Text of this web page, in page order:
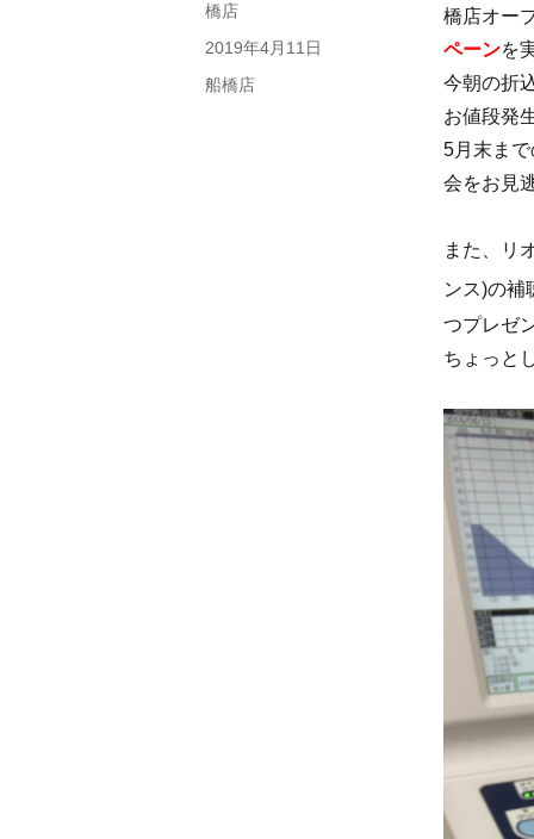
橋店オー
ペーンを
今朝の折
お値段発
5月末ま
会をお見
また、リ
ンス)の補
つプレゼ
ちょっと
稿
者
橋店
投
稿
2019年4月11日
カ
船橋店